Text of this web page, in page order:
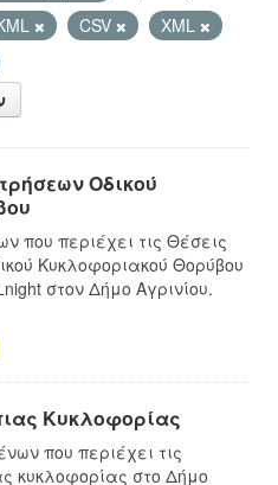
CSV
XML
Οδικού
που περιέχει τις Θέσεις
Κυκλοφοριακού Θορύβου
στον Δήμο Αγρινίου.
Κυκλοφορίας
που περιέχει τις
κυκλοφορίας στο Δήμο